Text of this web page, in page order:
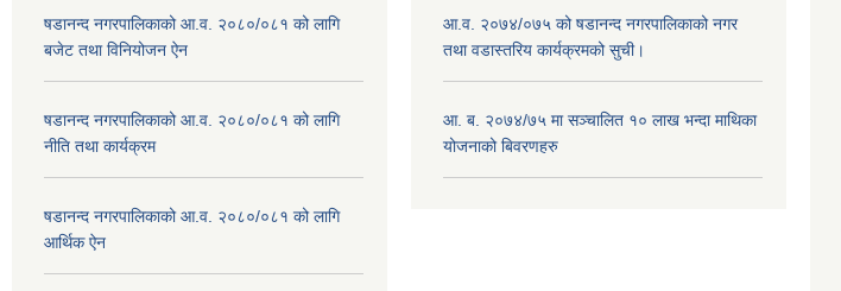
षडानन्द नगरपालिकाको आ.व. २०८०/०८१ को लागि
बजेट तथा विनियोजन ऐन
षडानन्द नगरपालिकाको आ.व. २०८०/०८१ को लागि
नीति तथा कार्यक्रम
षडानन्द नगरपालिकाको आ.व. २०८०/०८१ को लागि
आर्थिक ऐन
आ.व. २०७४/०७५ को षडानन्द नगरपालिकाको नगर
तथा वडास्तरिय कार्यक्रमको सुची।
आ. ब. २०७४/७५ मा सञ्चालित १० लाख भन्दा माथिका
योजनाको बिवरणहरु